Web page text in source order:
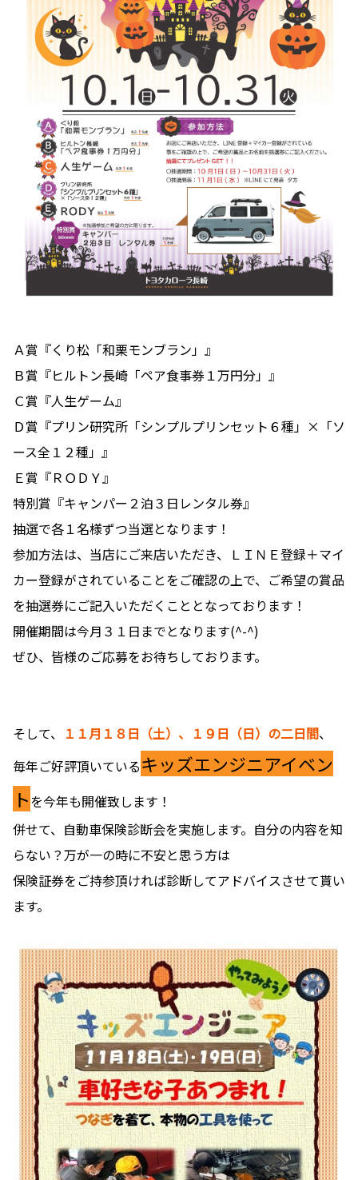
Ａ賞『くり松「和栗モンブラン」』
Ｂ賞『ヒルトン長崎「ペア食事券１万円分」』
Ｃ賞『人生ゲーム』
Ｄ賞『プリン研究所「シンプルプリンセット６種」×「ソ
ース全１２種」』
Ｅ賞『ＲＯＤＹ』
特別賞『キャンパー２泊３日レンタル券』
抽選で各１名様ずつ当選となります！
参加方法は、当店にご来店いただき、ＬＩＮＥ登録＋マイ
カー登録がされていることをご確認の上で、ご希望の賞品
を抽選券にご記入いただくこととなっております！
開催期間は今月３１日までとなります(^-^)
ぜひ、皆様のご応募をお待ちしております。
そして、 １１月１８日（土）、１９日（日）の二日間、
毎年ご好評頂いているキッズエンジニアイベン
トを今年も開催致します！
併せて、自動車保険診断会を実施します。自分の内容を知
らない？万が一の時に不安と思う方は
保険証券をご持参頂ければ診断してアドバイスさせて貰い
ます。